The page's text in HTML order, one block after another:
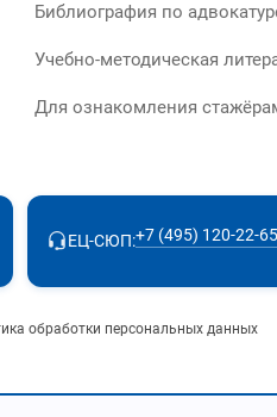
Библиография по
Учебно-методическая
Для ознакомления
ЕЦ-СЮП:+7 (495) 120-22-65
обработки персональных данных